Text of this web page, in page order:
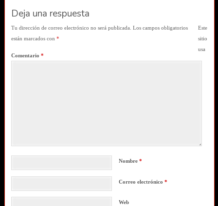
Deja una respuesta
Tu dirección de correo electrónico no será publicada. Los campos obligatorios
están marcados con *
Comentario *
Nombre *
Correo electrónico *
Web
Este
sitio
usa